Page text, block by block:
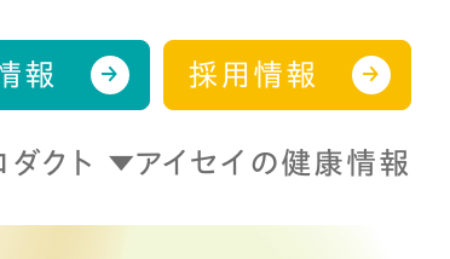
報 採用情報
クト アイセイの健康情報